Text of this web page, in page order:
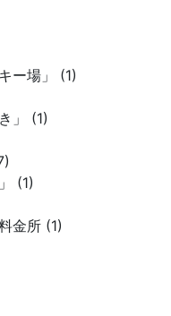
ー場」 (1)
」 (1)
(1)
金所 (1)